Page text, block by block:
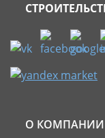
О КОМПАНИИ